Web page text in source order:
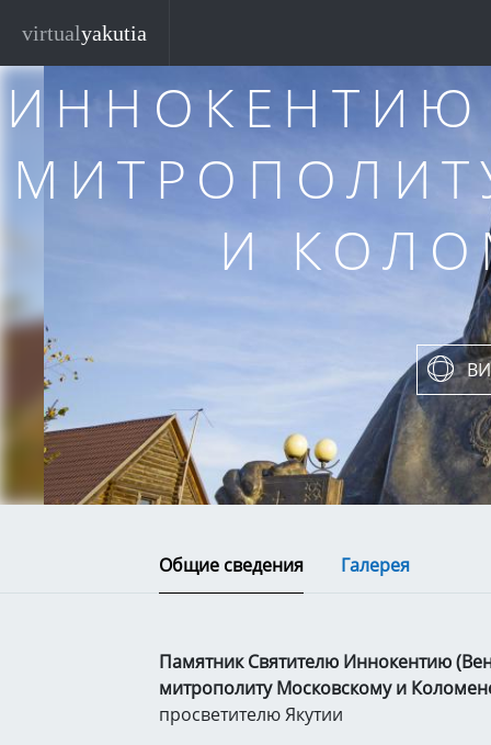
virtualyakutia
И
Общие сведения Галерея
Памятник Святителю Иннокентию
митрополиту Московскому и
просветителю Якутии